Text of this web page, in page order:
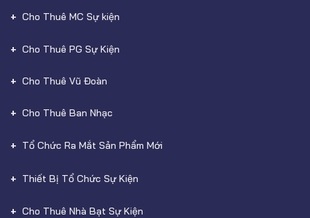
Cho Thuê MC Sự kiện
Cho Thuê PG Sự Kiện
Cho Thuê Vũ Đoàn
Cho Thuê Ban Nhạc
Tổ Chức Ra Mắt Sản Phẩm Mới
Thiết Bị Tổ Chức Sự Kiện
Cho Thuê Nhà Bạt Sự Kiện